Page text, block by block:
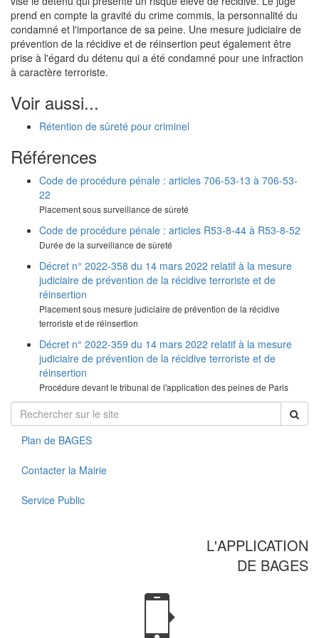
prend en compte la gravité du crime commis, la personnalité du
condamné et l'importance de sa peine. Une mesure judiciaire de
prévention de la récidive et de réinsertion peut également être
prise à l'égard du détenu qui a été condamné pour une infraction
à caractère terroriste.
Voir aussi...
Rétention de sûreté pour criminel
Références
Code de procédure pénale : articles 706-53-13 à 706-53-
22
Placement sous surveillance de sûreté
Code de procédure pénale : articles R53-8-44 à R53-8-52
Durée de la surveillance de sûreté
Décret n° 2022-358 du 14 mars 2022 relatif à la mesure
judiciaire de prévention de la récidive terroriste et de
réinsertion
Placement sous mesure judiciaire de prévention de la récidive
terroriste et de réinsertion
Décret n° 2022-359 du 14 mars 2022 relatif à la mesure
judiciaire de prévention de la récidive terroriste et de
réinsertion
Procédure devant le tribunal de l'application des peines de Paris
Plan de BAGES
Contacter la Mairie
Service Public
L'APPLICATION
DE BAGES